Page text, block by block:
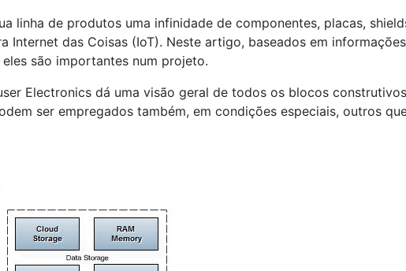
linha de produtos uma infinidade de componentes, placas,
Internet das Coisas (IoT). Neste artigo, baseados em
são importantes num projeto.
Electronics dá uma visão geral de todos os blocos
ser empregados também, em condições especiais, outros